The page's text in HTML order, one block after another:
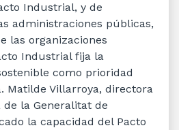
Industrial, y de
administraciones públicas,
las organizaciones
Industrial fija la
como prioridad
Matilde Villarroya, directora
la Generalitat de
la capacidad del Pacto